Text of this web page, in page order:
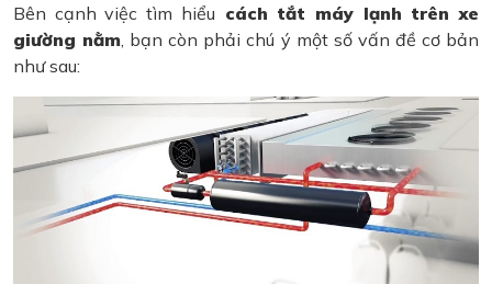
Bên cạnh việc tìm hiểu cách tắt máy lạnh trên xe
giường nằm , bạn còn phải chú ý một số vấn đề cơ bản
như sau: